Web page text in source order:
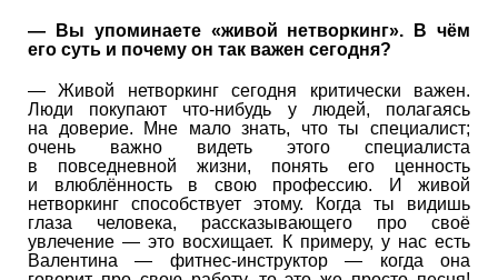
— Вы упоминаете «живой нетворкинг». В чём
его суть и почему он так важен сегодня?
— Живой нетворкинг сегодня критически важен.
Люди покупают что-нибудь у людей, полагаясь
на доверие. Мне мало знать, что ты специалист;
очень важно видеть этого специалиста
в повседневной жизни, понять его ценность
и влюблённость в свою профессию. И живой
нетворкинг способствует этому. Когда ты видишь
глаза человека, рассказывающего про своё
увлечение — это восхищает. К примеру, у нас есть
Валентина — фитнес-инструктор — когда она